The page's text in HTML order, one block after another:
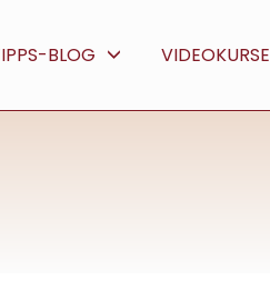
BLOG VIDEOKURSE